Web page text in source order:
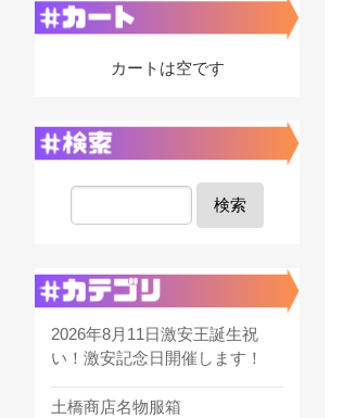
カートは空です
検索
2026年8月11日激安王誕生祝
い！激安記念日開催します！
土橋商店名物服箱